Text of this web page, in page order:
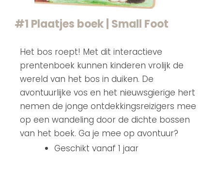
#1 Plaatjes boek | Small Foot
Het bos roept! Met dit interactieve
prentenboek kunnen kinderen vrolijk de
wereld van het bos in duiken. De
avontuurlijke vos en het nieuwsgierige hert
nemen de jonge ontdekkingsreizigers mee
op een wandeling door de dichte bossen
van het boek. Ga je mee op avontuur?
Geschikt vanaf 1 jaar